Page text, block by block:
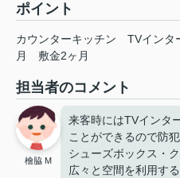
ポイント
カウンターキッチン TVインタ
月
敷金2ヶ月
担当者のコメント
檜脇 M
来客時にはTVインタ
ことができるので防
シューズボックス・
広々と空間を利用す